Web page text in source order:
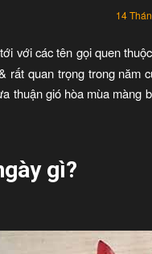
14
với các tên gọi quen
rất quan trọng trong năm
thuận gió hòa mùa màng
gì?